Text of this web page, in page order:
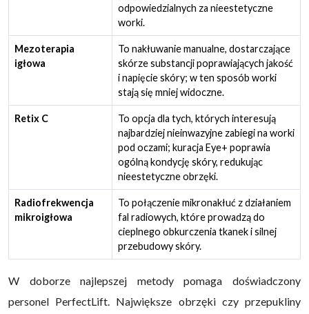
odpowiedzialnych za nieestetyczne
worki.
Mezoterapia
igłowa
To nakłuwanie manualne, dostarczające
skórze substancji poprawiających jakość
i napięcie skóry; w ten sposób worki
stają się mniej widoczne.
Retix C
To opcja dla tych, których interesują
najbardziej nieinwazyjne zabiegi na worki
pod oczami; kuracja Eye+ poprawia
ogólną kondycję skóry, redukując
nieestetyczne obrzęki.
Radiofrekwencja
mikroigłowa
To połączenie mikronakłuć z działaniem
fal radiowych, które prowadzą do
cieplnego obkurczenia tkanek i silnej
przebudowy skóry.
W doborze najlepszej metody pomaga doświadczony
personel PerfectLift. Największe obrzęki czy przepukliny